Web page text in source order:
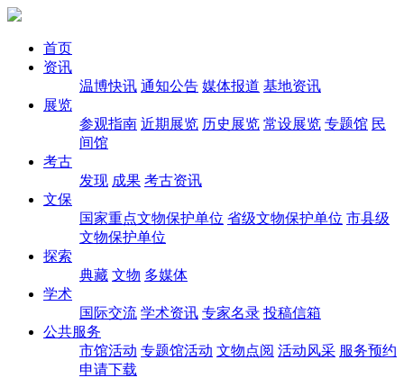
首页
资讯
温博快讯 通知公告 媒体报道 基地资讯
展览
参观指南 近期展览 历史展览 常设展览 专题馆 民
间馆
考古
发现 成果 考古资讯
文保
国家重点文物保护单位 省级文物保护单位 市县级
文物保护单位
探索
典藏 文物 多媒体
学术
国际交流 学术资讯 专家名录 投稿信箱
公共服务
市馆活动 专题馆活动 文物点阅 活动风采 服务预约
申请下载